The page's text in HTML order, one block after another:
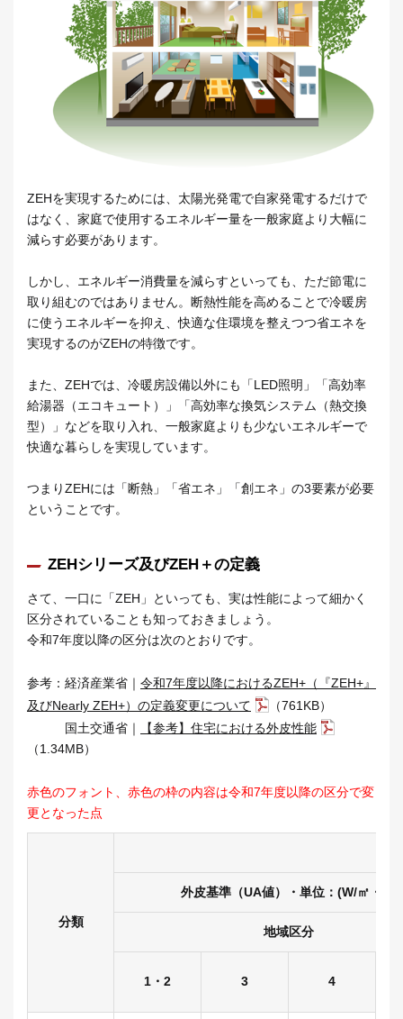
ZEHを実現するためには、太陽光発電で自家発電するだけで
はなく、家庭で使用するエネルギー量を一般家庭より大幅に
減らす必要があります。
しかし、エネルギー消費量を減らすといっても、ただ節電に
取り組むのではありません。断熱性能を高めることで冷暖房
に使うエネルギーを抑え、快適な住環境を整えつつ省エネを
実現するのがZEHの特徴です。
また、ZEHでは、冷暖房設備以外にも「LED照明」「高効率
給湯器（エコキュート）」「高効率な換気システム（熱交換
型）」などを取り入れ、一般家庭よりも少ないエネルギーで
快適な暮らしを実現しています。
つまりZEHには「断熱」「省エネ」「創エネ」の3要素が必要
ということです。
ZEHシリーズ及びZEH＋の定義
さて、一口に「ZEH」といっても、実は性能によって細かく
区分されていることも知っておきましょう。
令和7年度以降の区分は次のとおりです。
参考：経済産業省｜ 令和7年度以降におけるZEH+（『ZEH+』
及びNearly ZEH+）の定義変更について
（761KB）
国土交通省｜
【参考】住宅における外皮性能
（1.34MB）
赤色のフォント、赤色の枠の内容は令和7年度以降の区分で変
更となった点
分類
外皮基準（UA値）・単位：(W/㎡・K)
地域区分
1・2 3 4